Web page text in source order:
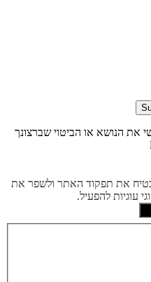
את הנושא או הביטוי שברצונך
את תפקוד האתר ולשפר את
עוגיות להפעיל.